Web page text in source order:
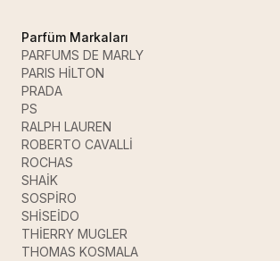
Parfüm Markaları
PARFUMS DE MARLY
PARIS HİLTON
PRADA
PS
RALPH LAUREN
ROBERTO CAVALLİ
ROCHAS
SHAİK
SOSPİRO
SHİSEİDO
THİERRY MUGLER
THOMAS KOSMALA